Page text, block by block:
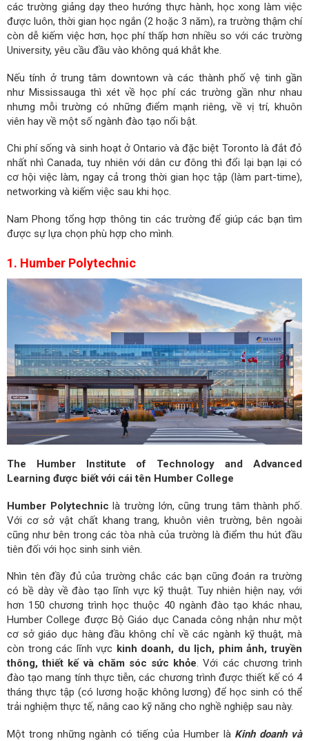
các trường giảng dạy theo hướng thực hành, học xong làm việc
được luôn, thời gian học ngắn (2 hoặc 3 năm), ra trường thậm chí
còn dễ kiếm việc hơn, học phí thấp hơn nhiều so với các trường
University, yêu cầu đầu vào không quá khắt khe.
Nếu tính ở trung tâm downtown và các thành phố vệ tinh gần
như Mississauga thì xét về học phí các trường gần như nhau
nhưng mỗi trường có những điểm mạnh riêng, về vị trí, khuôn
viên hay về một số ngành đào tạo nổi bật.
Chi phí sống và sinh hoạt ở Ontario và đặc biệt Toronto là đắt đỏ
nhất nhì Canada, tuy nhiên với dân cư đông thì đổi lại bạn lại có
cơ hội việc làm, ngay cả trong thời gian học tập (làm part-time),
networking và kiếm việc sau khi học.
Nam Phong tổng hợp thông tin các trường để giúp các bạn tìm
được sự lựa chọn phù hợp cho mình.
1. Humber Polytechnic
The Humber Institute of Technology and Advanced
Learning được biết với cái tên Humber College
Humber Polytechniclà trường lớn, cũng trung tâm thành phố.
Với cơ sở vật chất khang trang, khuôn viên trường, bên ngoài
cũng như bên trong các tòa nhà của trường là điểm thu hút đầu
tiên đối với học sinh sinh viên.
Nhìn tên đầy đủ của trường chắc các bạn cũng đoán ra trường
có bề dày về đào tạo lĩnh vực kỹ thuật. Tuy nhiên hiện nay, với
hơn 150 chương trình học thuộc 40 ngành đào tạo khác nhau,
Humber College được Bộ Giáo dục Canada công nhận như một
cơ sở giáo dục hàng đầu không chỉ về các ngành kỹ thuật, mà
còn trong các lĩnh vực kinh doanh, du lịch, phim ảnh, truyền
thông, thiết kế và chăm sóc sức khỏe. Với các chương trình
đào tạo mang tính thực tiễn, các chương trình được thiết kế có 4
tháng thực tập (có lương hoặc không lương) để học sinh có thể
trải nghiệm thực tế, nâng cao kỹ năng cho nghề nghiệp sau này.
Một trong những ngành có tiếng của Humber làKinh doanh và